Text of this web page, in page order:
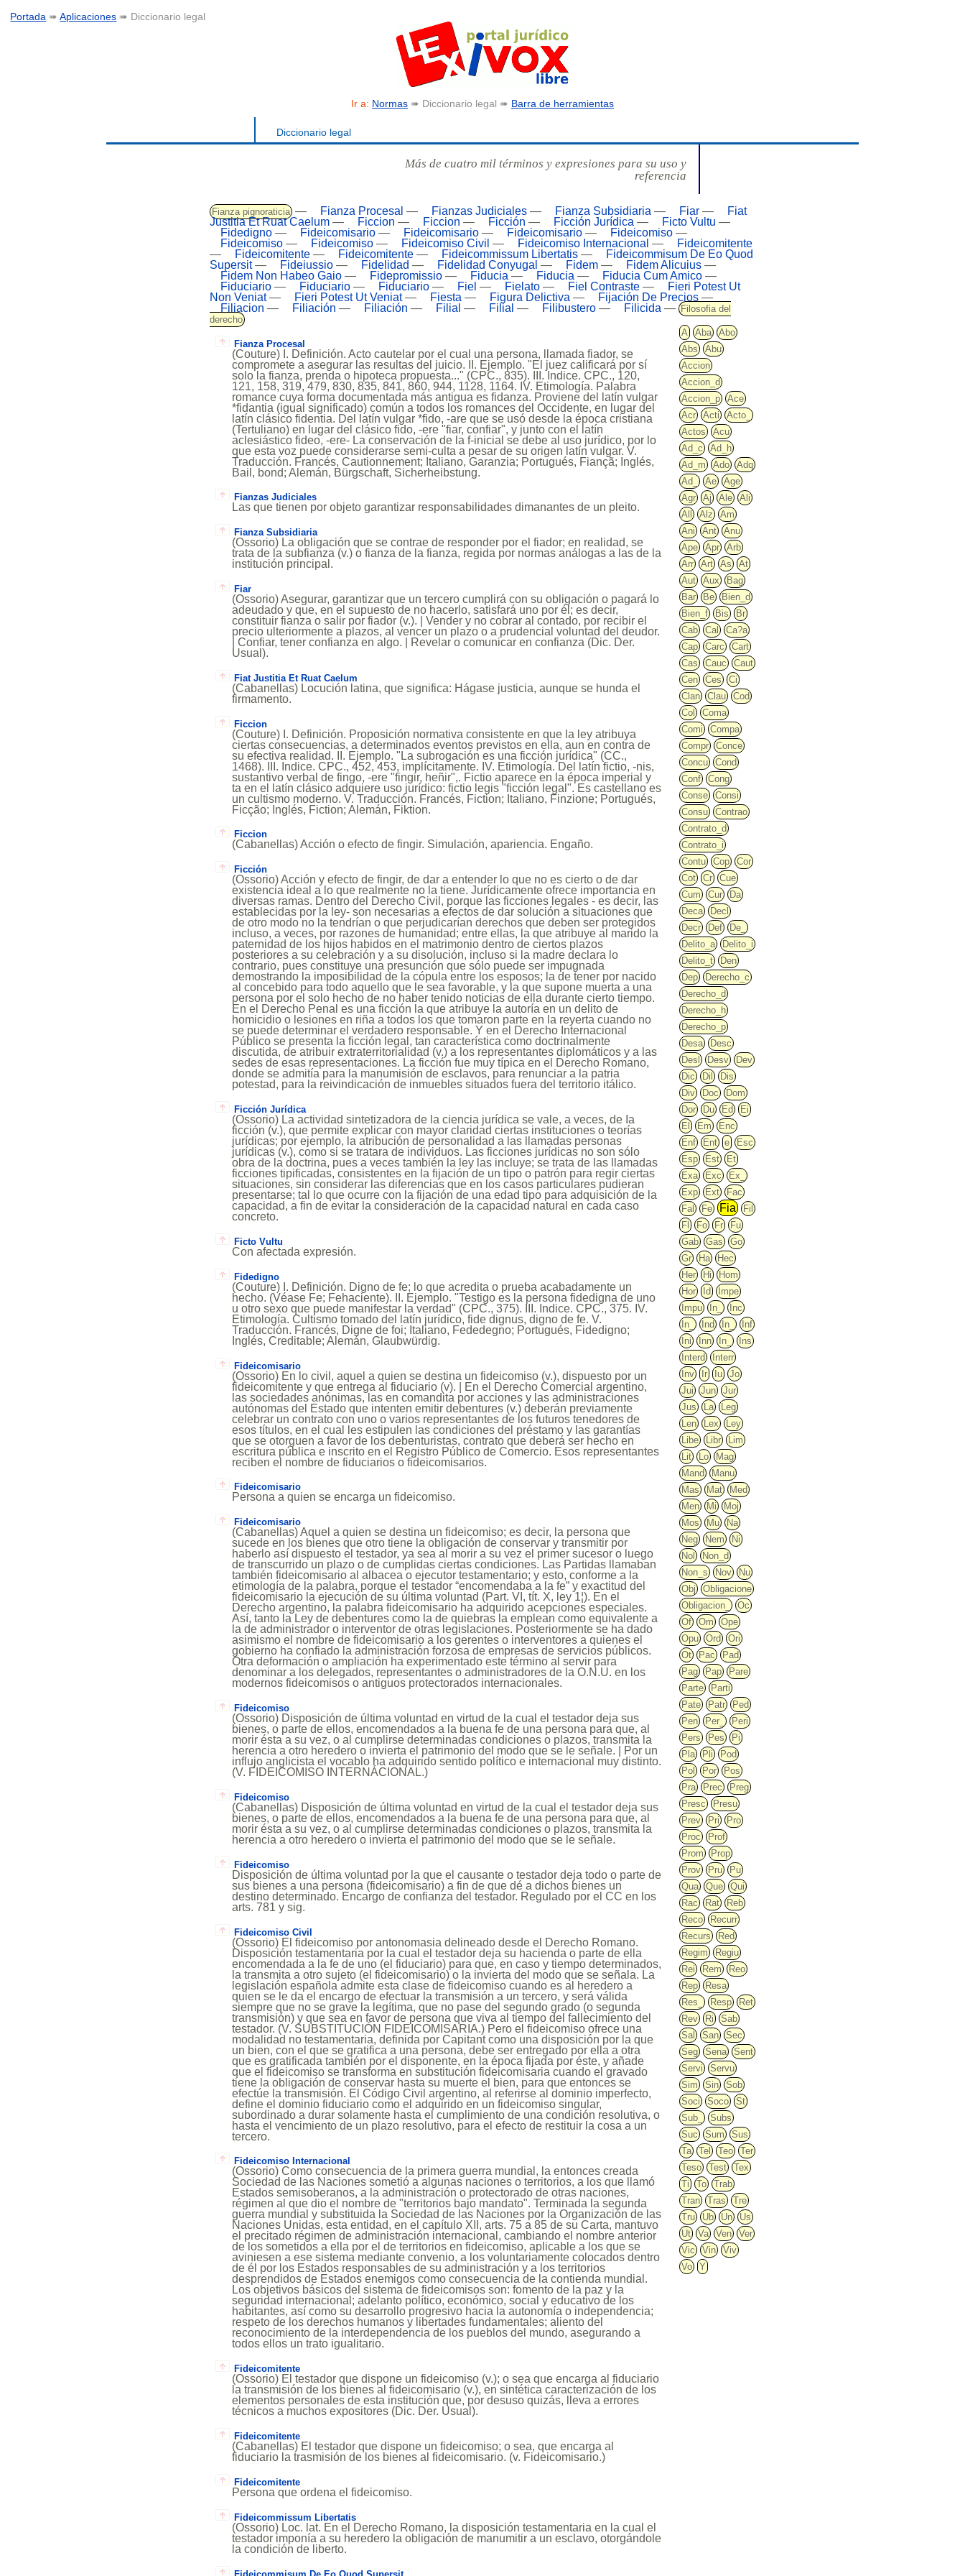
Portada ➠Aplicaciones ➠ Diccionario legal
Ir a: Normas ➠ Diccionario legal ➠ Barra de herramientas
Diccionario legal
Más de cuatro mil términos y expresiones para su uso y
referencia
Fianza pignoraticia — Fianza Procesal — Fianzas Judiciales — Fianza Subsidiaria — Fiar —
Fiat
Justitia Et Ruat Caelum — Ficcion — Ficcion — Ficción — Ficción Jurídica — Ficto Vultu —
Fidedigno — Fideicomisario — Fideicomisario — Fideicomisario — Fideicomiso —
Fideicomiso — Fideicomiso — Fideicomiso Civil — Fideicomiso Internacional —
Fideicomitente
—
Fideicomitente — Fideicomitente — Fideicommissum Libertatis —
Fideicommisum De Eo Quod
Supersit— Fideiussio — Fidelidad — Fidelidad Conyugal — Fidem — Fidem Alicuius —
Fidem Non Habeo Gaio — Fidepromissio — Fiducia — Fiducia — Fiducia Cum Amico —
Fiduciario — Fiduciario — Fiduciario — Fiel — Fielato — Fiel Contraste —
Fieri Potest Ut
Non Veniat— Fieri Potest Ut Veniat— Fiesta — Figura Delictiva — Fijación De Precios —
Filiacion — Filiación — Filiación — Filial — Filial — Filibustero — Filicida — Filosofia del
derecho
A
Aba
Abo
Abs
Abu
Accion
Accion_d
Accion_p
Ace
Acr
Acti
Acto_
Actos
Acu
Ad_c
Ad_h
Ad_m
Ado
Adq
Ad_
Ae
Age
Agr
Aj Ale
Ali
All
Alz
Am
Ani
Ant
Anu
Ape
Apr
Arb
Arr
Art As
At
Aut
Aux
Bag
Bar
Be
Bien_d
Bien_f
Bis
Br
Cab
Cal
Ca?a
Cap
Carc
Cart
Cas
Cauc
Caut
Cen
Ces
Ci
Clan
Clau
Cod
Col
Coma
Comi
Compa
Compr
Conce
Concu
Cond
Conf
Cong
Conse
Consi
Consu
Contrao
Contrato_d
Contrato_i
Contu
Cop
Cor
Cot
Cr
Cue
Cum
Cur
Da
Deca
Decl
Decr
Def
De_
Delito_a
Delito_i
Delito_t
Den
Dep
Derecho_c
Derecho_d
Derecho_h
Derecho_p
Desa
Desc
Desl
Desv
Dev
Dic
Dil
Dis
Div
Doc
Dom
Dor
Du Ed
Ei
El
Em
Enc
Enf
Ent e
Esc
Esp
Est
Et
Exa
Exc
Ex_
Exp
Ext
Fac
Fal
Fe Fia
Fil
Fl
Fo Fr
Fu
Gab
Gas
Go
Gr
Ha
Hec
Her
Hi
Hom
Hor
Id
Impe
Impu
In_
Inc
In_
Ind In_
Inf
Ini
Inn In_
Ins
Interd
Interr
Inv
Ir Iu
Jo
Jui
Jun
Jur
Jus
La
Leg
Len
Lex
Ley
Libe
Libr
Lim
Lit
Lo
Mag
Mand
Manu
Mas
Mat
Med
Men
Mi
Moj
Mos
Mu
Na
Neg
Nem
Ni
Nol
Non_d
Non_s
Nov
Nu
Obj
Obligacione
Obligacion_
Oc
Of
Om
Ope
Opu
Ord
Ori
Ot
Pac
Pad
Pag
Pap
Pare
Parte
Parti
Pate
Patr
Ped
Pen
Per_
Peri
Pers
Pes
Pi
Pla
Pli
Pod
Pol
Por
Pos
Pra
Prec
Preg
Presc
Presu
Prev
Pri
Pro
Proc
Prof
Prom
Prop
Prov
Pru
Pu
Qua
Que
Qui
Rac
Rat
Reb
Reco
Recurr
Recurs
Red
Regim
Regiu
Rei
Rem
Reo
Rep
Resa
Res_
Resp
Ret
Rev
Ri
Sab
Sal
San
Sec
Seg
Sena
Sent
Servi
Servu
Sim
Sin
Sob
Soci
Soco
St
Sub_
Subs
Suc
Sum
Sus
Ta
Tel Teo
Ter
Teso
Test
Tex
Ti
To
Trab
Tran
Tras
Tre
Tru
Ub Un
Us
Ut
Va Ven
Ver
Vic
Vin
Viv
Vo
Y
Fianza Procesal
(Couture) I. Definición. Acto cautelar por el cual una persona, llamada fiador, se
compromete a asegurar las resultas del juicio. II. Ejemplo. "El juez calificará por sí
solo la fianza, prenda o hipoteca propuesta..." (CPC., 835). III. Indice. CPC., 120,
121, 158, 319, 479, 830, 835, 841, 860, 944, 1128, 1164. IV. Etimología. Palabra
romance cuya forma documentada más antigua es fidanza. Proviene del latín vulgar
*fidantia (igual significado) común a todos los romances del Occidente, en lugar del
latín clásico fidentia. Del latín vulgar *fido, -are que se usó desde la época cristiana
(Tertuliano) en lugar del clásico fido, -ere "fiar, confiar", y junto con el latín
aclesiástico fideo, -ere- La conservación de la f-inicial se debe al uso jurídico, por lo
que esta voz puede considerarse semi-culta a pesar de su origen latín vulgar. V.
Traducción. Francés, Cautionnement; Italiano, Garanzia; Portugués, Fiançã; Inglés,
Bail, bond; Alemán, Bürgschaft, Sicherheibstung.
Fianzas Judiciales
Las que tienen por objeto garantizar responsabilidades dimanantes de un pleito.
Fianza Subsidiaria
(Ossorio) La obligación que se contrae de responder por el fiador; en realidad, se
trata de la subfianza (v.) o fianza de la fianza, regida por normas análogas a las de la
institución principal.
Fiar
(Ossorio) Asegurar, garantizar que un tercero cumplirá con su obligación o pagará lo
adeudado y que, en el supuesto de no hacerlo, satisfará uno por él; es decir,
constituir fianza o salir por fiador (v.). | Vender y no cobrar al contado, por recibir el
precio ulteriormente a plazos, al vencer un plazo o a prudencial voluntad del deudor.
| Confiar, tener confianza en algo. | Revelar o comunicar en confianza (Dic. Der.
Usual).
Fiat Justitia Et Ruat Caelum
(Cabanellas) Locución latina, que significa: Hágase justicia, aunque se hunda el
firmamento.
Ficcion
(Couture) I. Definición. Proposición normativa consistente en que la ley atribuya
ciertas consecuencias, a determinados eventos previstos en ella, aun en contra de
su efectiva realidad. II. Ejemplo. "La subrogación es una ficción jurídica" (CC.,
1468). III. Indice. CPC., 452, 453, implícitamente. IV. Etimología. Del latín fictio, -nis,
sustantivo verbal de fingo, -ere "fingir, heñir",. Fictio aparece en la época imperial y
ta en el latín clásico adquiere uso jurídico: fictio legis "ficción legal". Es castellano es
un cultismo moderno. V. Traducción. Francés, Fiction; Italiano, Finzione; Portugués,
Ficção; Inglés, Fiction; Alemán, Fiktion.
Ficcion
(Cabanellas) Acción o efecto de fingir. Simulación, apariencia. Engaño.
Ficción
(Ossorio) Acción y efecto de fingir, de dar a entender lo que no es cierto o de dar
existencia ideal a lo que realmente no la tiene. Jurídicamente ofrece importancia en
diversas ramas. Dentro del Derecho Civil, porque las ficciones legales - es decir, las
establecidas por la ley- son necesarias a efectos de dar solución a situaciones que
de otro modo no la tendrían o que perjudicarían derechos que deben ser protegidos
incluso, a veces, por razones de humanidad; entre ellas, la que atribuye al marido la
paternidad de los hijos habidos en el matrimonio dentro de ciertos plazos
posteriores a su celebración y a su disolución, incluso si la madre declara lo
contrario, pues constituye una presunción que sólo puede ser impugnada
demostrando la imposibilidad de la cópula entre los esposos; la de tener por nacido
al concebido para todo aquello que le sea favorable, y la que supone muerta a una
persona por el solo hecho de no haber tenido noticias de ella durante cierto tiempo.
En el Derecho Penal es una ficción la que atribuye la autoría en un delito de
homicidio o lesiones en riña a todos los que tomaron parte en la reyerta cuando no
se puede determinar el verdadero responsable. Y en el Derecho Internacional
Público se presenta la ficción legal, tan característica como doctrinalmente
discutida, de atribuir extraterritorialidad (v.) a los representantes diplomáticos y a las
sedes de esas representaciones. La ficción fue muy típica en el Derecho Romano,
donde se admitía para la manumisión de esclavos, para renunciar a la patria
potestad, para la reivindicación de inmuebles situados fuera del territorio itálico.
Ficción Jurídica
(Ossorio) La actividad sintetizadora de la ciencia jurídica se vale, a veces, de Ia
ficción (v.), que permite explicar con mayor claridad ciertas instituciones o teorías
jurídicas; por ejemplo, la atribución de personalidad a las llamadas personas
jurídicas (v.), como si se tratara de individuos. Las ficciones jurídicas no son sólo
obra de la doctrina, pues a veces también la ley las incluye; se trata de las llamadas
ficciones tipificadas, consistentes en la fijación de un tipo o patrón para regir ciertas
situaciones, sin considerar las diferencias que en los casos particulares pudieran
presentarse; tal lo que ocurre con la fijación de una edad tipo para adquisición de la
capacidad, a fin de evitar la consideración de la capacidad natural en cada caso
concreto.
Ficto Vultu
Con afectada expresión.
Fidedigno
(Couture) I. Definición. Digno de fe; lo que acredita o prueba acabadamente un
hecho. (Véase Fe; Fehaciente). II. Ejemplo. "Testigo es la persona fidedigna de uno
u otro sexo que puede manifestar la verdad" (CPC., 375). III. Indice. CPC., 375. IV.
Etimología. Cultismo tomado del latín jurídico, fide dignus, digno de fe. V.
Traducción. Francés, Digne de foi; Italiano, Fededegno; Portugués, Fidedigno;
Inglés, Creditable; Alemán, Glaubwürdig.
Fideicomisario
(Ossorio) En lo civil, aquel a quien se destina un fideicomiso (v.), dispuesto por un
fideicomitente y que entrega al fiduciario (v). | En el Derecho Comercial argentino,
las sociedades anónimas, las en comandita por acciones y las administraciones
autónomas del Estado que intenten emitir debentures (v.) deberán previamente
celebrar un contrato con uno o varios representantes de los futuros tenedores de
esos títulos, en el cual les estipulen las condiciones del préstamo y las garantías
que se otorguen a favor de los debenturistas, contrato que deberá ser hecho en
escritura pública e inscrito en el Registro Público de Comercio. Esos representantes
reciben el nombre de fiduciarios o fideicomisarios.
Fideicomisario
Persona a quien se encarga un fideicomiso.
Fideicomisario
(Cabanellas) Aquel a quien se destina un fideicomiso; es decir, la persona que
sucede en los bienes que otro tiene la obligación de conservar y transmitir por
haberlo así dispuesto el testador, ya sea al morir a su vez el primer sucesor o luego
de transcurrido un plazo o de cumplidas ciertas condiciones. Las Partidas llamaban
también fideicomisario al albacea o ejecutor testamentario; y esto, conforme a la
etimología de la palabra, porque el testador “encomendaba a la fe” y exactitud del
fideicomisario la ejecución de su última voluntad (Part. VI, tít. X, ley 1¦). En el
Derecho argentino, la palabra fideicomisario ha adquirido acepciones especiales.
Así, tanto la Ley de debentures como la de quiebras la emplean como equivalente a
la de administrador o interventor de otras legislaciones. Posteriormente se ha dado
asimismo el nombre de fideicomisario a los gerentes o interventores a quienes el
gobierno ha confiado la administración forzosa de empresas de servicios públicos.
Otra deformación o ampliación ha experimentado este término al servir para
denominar a los delegados, representantes o administradores de la O.N.U. en los
modernos fideicomisos o antiguos protectorados internacionales.
Fideicomiso
(Ossorio) Disposición de última voluntad en virtud de la cual el testador deja sus
bienes, o parte de ellos, encomendados a la buena fe de una persona para que, al
morir ésta a su vez, o al cumplirse determinadas condiciones o plazos, transmita la
herencia a otro heredero o invierta el patrimonio del modo que se le señale. | Por un
influjo anglicista el vocablo ha adquirido sentido político e internacional muy distinto.
(V. FIDEICOMISO INTERNÁCIONAL.)
Fideicomiso
(Cabanellas) Disposición de última voluntad en virtud de la cual el testador deja sus
bienes, o parte de ellos, encomendados a la buena fe de una persona para que, al
morir ésta a su vez, o al cumplirse determinadas condiciones o plazos, transmita la
herencia a otro heredero o invierta el patrimonio del modo que se le señale.
Fideicomiso
Disposición de última voluntad por la que el causante o testador deja todo o parte de
sus bienes a una persona (fideicomisario) a fin de que dé a dichos bienes un
destino determinado. Encargo de confianza del testador. Regulado por el CC en los
arts. 781 y sig.
Fideicomiso Civil
(Ossorio) El fideicomiso por antonomasia delineado desde el Derecho Romano.
Disposición testamentaria por la cual el testador deja su hacienda o parte de ella
encomendada a la fe de uno (el fiduciario) para que, en caso y tiempo determinados,
la transmita a otro sujeto (el fideicomisario) o la invierta del modo que se señala. La
legislación española admite esta clase de fideicomiso cuando es al heredero a
quien se le da el encargo de efectuar la transmisión a un tercero, y será válida
siempre que no se grave la legítima, que no pase del segundo grado (o segunda
transmisión) y que sea en favor de persona que viva al tiempo del fallecimiento del
testador. (V. SUBSTITUCIÓN FIDEICOMISARIA.) Pero el fideicomiso ofrece una
modalidad no testamentaria, definida por Capitant como una disposición por la que
un bien, con el que se gratifica a una persona, debe ser entregado por ella a otra
que es gratificada también por el disponente, en la época fijada por éste, y añade
que el fideicomiso se transforma en substitución fideicomisaria cuando el gravado
tiene la obligación de conservar hasta su muerte el bien, para que entonces se
efectúe la transmisión. El Código Civil argentino, al referirse al dominio imperfecto,
define el dominio fiduciario como el adquirido en un fideicomiso singular,
subordinado a durar solamente hasta el cumplimiento de una condición resolutiva, o
hasta el vencimiento de un plazo resolutivo, para el efecto de restituir la cosa a un
tercero.
Fideicomiso Internacional
(Ossorio) Como consecuencia de la primera guerra mundial, la entonces creada
Sociedad de las Naciones sometió a algunas naciones o territorios, a los que llamó
Estados semisoberanos, a la administración o protectorado de otras naciones,
régimen al que dio el nombre de "territorios bajo mandato". Terminada la segunda
guerra mundial y substituida la Sociedad de las Naciones por la Organización de las
Naciones Unidas, esta entidad, en el capítulo XII, arts. 75 a 85 de su Carta, mantuvo
el precitado régimen de administración internacional, cambiando el nombre anterior
de los sometidos a ella por el de territorios en fideicomiso, aplicable a los que se
aviniesen a ese sistema mediante convenio, a los voluntariamente colocados dentro
de él por los Estados responsables de su administración y a los territorios
desprendidos de Estados enemigos como consecuencia de la contienda mundial.
Los objetivos básicos del sistema de fideicomisos son: fomento de la paz y la
seguridad internacional; adelanto político, económico, social y educativo de los
habitantes, así como su desarrollo progresivo hacia la autonomía o independencia;
respeto de los derechos humanos y libertades fundamentales; aliento del
reconocimiento de la interdependencia de los pueblos del mundo, asegurando a
todos ellos un trato igualitario.
Fideicomitente
(Ossorio) El testador que dispone un fideicomiso (v.); o sea que encarga al fiduciario
la transmisión de los bienes al fideicomisario (v.), en sintética caracterización de los
elementos personales de esta institución que, por desuso quizás, lleva a errores
técnicos a muchos expositores (Dic. Der. Usual).
Fideicomitente
(Cabanellas) El testador que dispone un fideicomiso; o sea, que encarga al
fiduciario la trasmisión de los bienes al fideicomisario. (v. Fideicomisario.)
Fideicomitente
Persona que ordena el fideicomiso.
Fideicommissum Libertatis
(Ossorio) Loc. lat. En el Derecho Romano, la disposición testamentaria en la cual el
testador imponía a su heredero la obligación de manumitir a un esclavo, otorgándole
la condición de liberto.